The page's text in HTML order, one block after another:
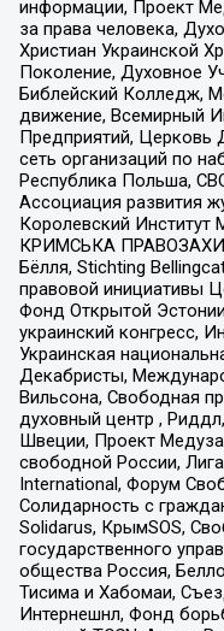
информации, Проект
за права человека,
Христиан Украинской
Поколение, Духовное
Библейский Колледж,
движение, Всемирный
Предприятий, Церковь
сеть организаций по
Республика Польша,
Ассоциация развития
Королевский
КРИМСЬКА
Бёлля, Stichting
правовой инициативы
Фонд Открытой
украинский конгресс,
Украинская
Декабристы,
Вильсона, Свободная
духовный центр ,
Швеции, Проект
свободной России,
International, Форум
Солидарность с
Solidarus, КрымSOS,
государственного
общества Россия,
Тисима и Хабомаи,
Интернешнл, Фонд